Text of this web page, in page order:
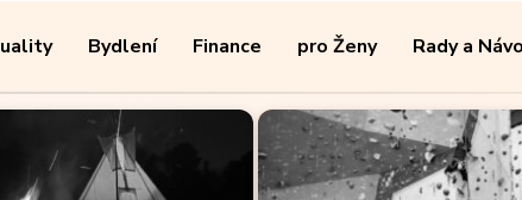
Bydlení Finance pro Ženy Rady a